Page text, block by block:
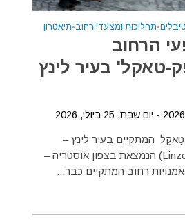
•תהלוכות ומצעדי רחוב•תיאטרון
הרחוב
טאקל' בעיר לינץ
המתקיים בעיר לינץ –
(Linzer Pflasterspektakel) הנמצאת בצפון אוסטריה –